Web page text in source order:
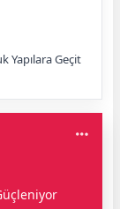
Yapılara Geçit